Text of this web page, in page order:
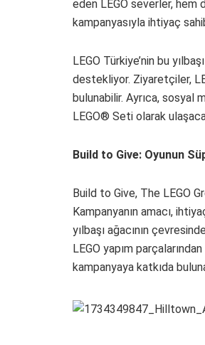
eden LEGO severler, hem
kampanyasıyla ihtiyaç
LEGO Türkiye’nin bu
destekliyor. Ziyaretçiler,
bulunabilir. Ayrıca, sosyal
LEGO® Seti olarak
Build to Give: Oyunun
Build to Give, The LEGO
Kampanyanın amacı,
yılbaşı ağacının
LEGO yapım
kampanyaya katkıda